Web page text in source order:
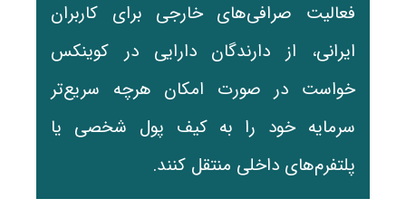
فعالیت صرافی‌های خارجی برای کاربران
ایرانی، از دارندگان دارایی در کوینکس
خواست در صورت امکان هرچه سریع‌تر
سرمایه خود را به کیف پول شخصی یا
پلتفرم‌های داخلی منتقل کنند.